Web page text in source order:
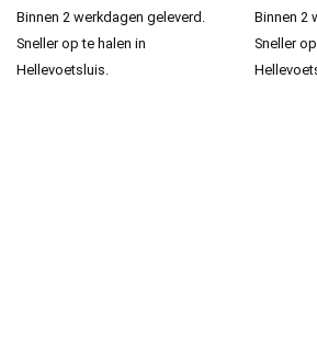
Binnen 2 werkdagen geleverd.
Sneller op te halen in
Hellevoetsluis.
Binnen 2
Sneller